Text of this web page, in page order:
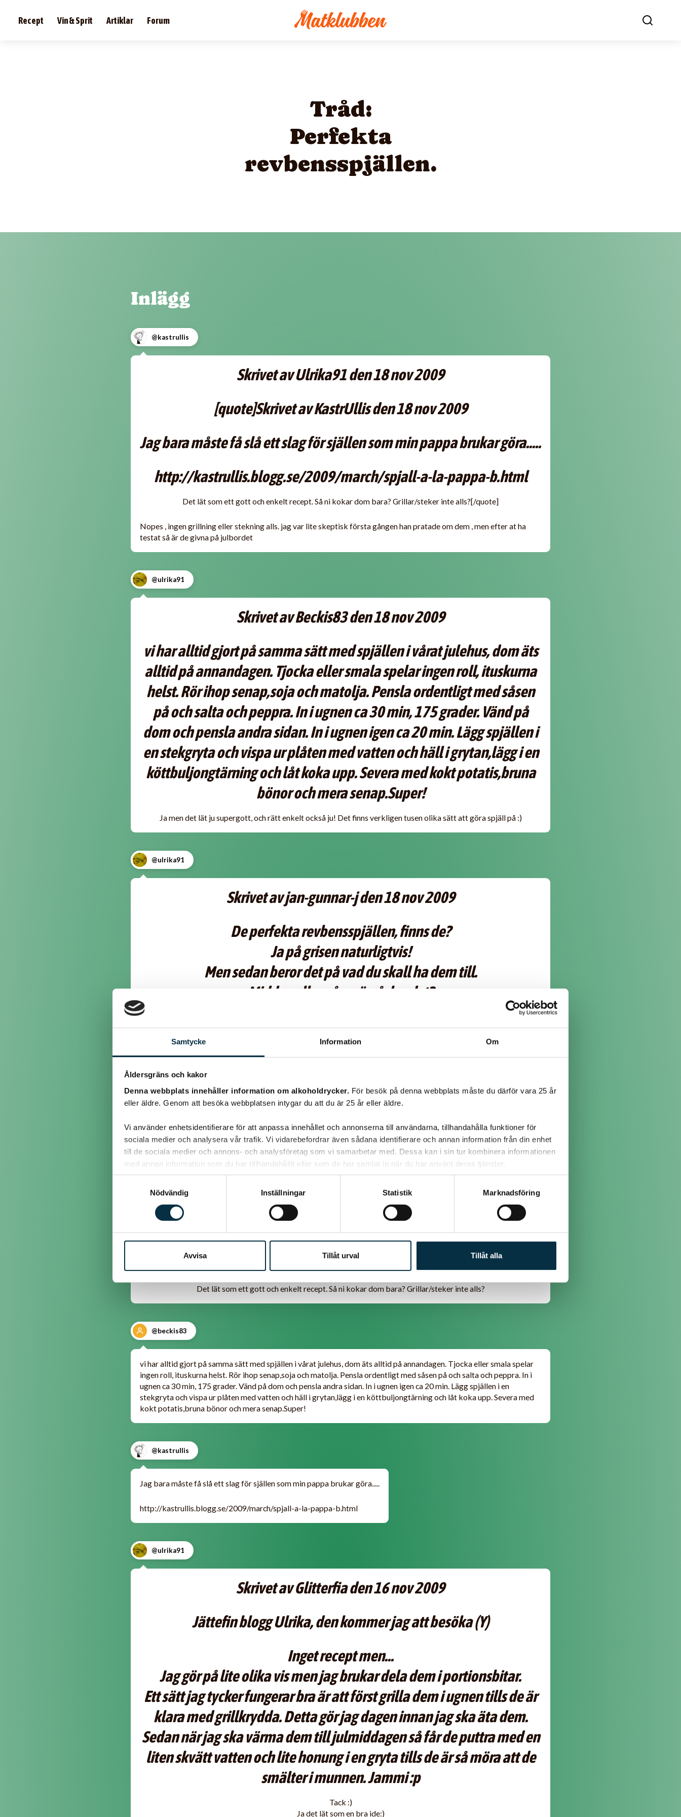
Samtycke Information Om
Åldersgräns och kakor
Denna webbplats innehåller information om alkoholdrycker. För besök på denna webbplats måste du därför vara 25 år
eller äldre. Genom att besöka webbplatsen intygar du att du är 25 år eller äldre.
Vi använder enhetsidentifierare för att anpassa innehållet och annonserna till användarna, tillhandahålla funktioner för
sociala medier och analysera vår trafik. Vi vidarebefordrar även sådana identifierare och annan information från din enhet
till de sociala medier och annons- och analysföretag som vi samarbetar med. Dessa kan i sin tur kombinera informationen
med annan information som du har tillhandahållit eller som de har samlat in när du har använt deras tjänster.
Nödvändig
Inställningar Statistik Marknadsföring
Avvisa Tillåt urval Tillåt alla
Recept Vin & Sprit Artiklar Forum
Tråd:
Perfekta
revbensspjällen.
Inlägg
@kastrullis
Skrivet av Ulrika91 den 18 nov 2009
[quote]Skrivet av KastrUllis den 18 nov 2009
Jag bara måste få slå ett slag för själlen som min pappa brukar göra.....
http://kastrullis.blogg.se/2009/march/spjall-a-la-pappa-b.html
Det lät som ett gott och enkelt recept. Så ni kokar dom bara? Grillar/steker inte alls?[/quote]
Nopes , ingen grillning eller stekning alls. jag var lite skeptisk första gången han pratade om dem , men efter at ha
testat så är de givna på julbordet
@ulrika91
Skrivet av Beckis83 den 18 nov 2009
vi har alltid gjort på samma sätt med spjällen i vårat julehus, dom äts
alltid på annandagen. Tjocka eller smala spelar ingen roll, ituskurna
helst. Rör ihop senap,soja och matolja. Pensla ordentligt med såsen
på och salta och peppra. In i ugnen ca 30 min, 175 grader. Vänd på
dom och pensla andra sidan. In i ugnen igen ca 20 min. Lägg spjällen i
en stekgryta och vispa ur plåten med vatten och häll i grytan,lägg i en
köttbuljongtärning och låt koka upp. Severa med kokt potatis,bruna
bönor och mera senap.Super!
Ja men det lät ju supergott, och rätt enkelt också ju! Det finns verkligen tusen olika sätt att göra spjäll på :)
@ulrika91
Skrivet av jan-gunnar-j den 18 nov 2009
De perfekta revbensspjällen, finns de?
Ja på grisen naturligtvis!
Men sedan beror det på vad du skall ha dem till.
Middag eller på smörgåsbordet?
[recept]63202[/recept]
Men på julbordet blir det andra bullar, förlåt jag menar revbensspjäll!
Hmm ja. När jag ska äta dom, spelar det roll? Vi brukar inte ha spjäll på jul men nu vill jag introducera det. Så jag antar
Skrivet av KastrUllis den 18 nov 2009
Jag bara måste få slå ett slag för själlen som min pappa brukar göra.....
http://kastrullis.blogg.se/2009/march/spjall-a-la-pappa-b.html
Det lät som ett gott och enkelt recept. Så ni kokar dom bara? Grillar/steker inte alls?
@beckis83
vi har alltid gjort på samma sätt med spjällen i vårat julehus, dom äts alltid på annandagen. Tjocka eller smala spelar
ingen roll, ituskurna helst. Rör ihop senap,soja och matolja. Pensla ordentligt med såsen på och salta och peppra. In i
ugnen ca 30 min, 175 grader. Vänd på dom och pensla andra sidan. In i ugnen igen ca 20 min. Lägg spjällen i en
stekgryta och vispa ur plåten med vatten och häll i grytan,lägg i en köttbuljongtärning och låt koka upp. Severa med
kokt potatis,bruna bönor och mera senap.Super!
@kastrullis
Jag bara måste få slå ett slag för själlen som min pappa brukar göra.....
http://kastrullis.blogg.se/2009/march/spjall-a-la-pappa-b.html
@ulrika91
Skrivet av Glitterfia den 16 nov 2009
Jättefin blogg Ulrika, den kommer jag att besöka (Y)
Inget recept men...
Jag gör på lite olika vis men jag brukar dela dem i portionsbitar.
Ett sätt jag tycker fungerar bra är att först grilla dem i ugnen tills de är
klara med grillkrydda. Detta gör jag dagen innan jag ska äta dem.
Sedan när jag ska värma dem till julmiddagen så får de puttra med en
liten skvätt vatten och lite honung i en gryta tills de är så möra att de
smälter i munnen. Jammi :p
Tack :)
Ja det lät som en bra ide:)